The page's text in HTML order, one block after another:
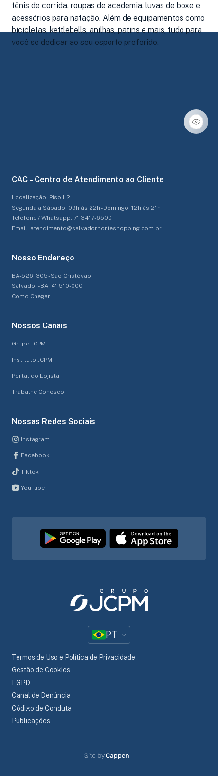
tênis de corrida, roupas de academia, luvas de boxe e
acessórios para natação. Além de equipamentos como
bicicletas, kettlebells, anilhas, patins e mais, tudo para
você se dedicar ao seu esporte preferido.
CAC – Centro de Atendimento ao Cliente
Localização: Piso L2
Segunda a Sábado: 09h às 22h - Domingo: 12h às 21h
Telefone / Whatsapp: 71 3417-6500
Email: atendimento@salvadornorteshopping.com.br
Nosso Endereço
BA-526, 305 - São Cristóvão
Salvador - BA, 41.510-000
Como Chegar
Nossos Canais
Grupo JCPM
Instituto JCPM
Portal do Lojista
Trabalhe Conosco
Nossas Redes Sociais
Instagram
Facebook
Tiktok
YouTube
PT
Termos de Uso e Política de Privacidade
Gestão de Cookies
LGPD
Canal de Denúncia
Código de Conduta
Publicações